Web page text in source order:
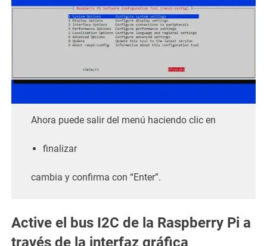
Ahora puede salir del menú haciendo clic en
finalizar
cambia y confirma con “Enter”.
Active el bus I2C de la Raspberry Pi a
través de la interfaz gráfica